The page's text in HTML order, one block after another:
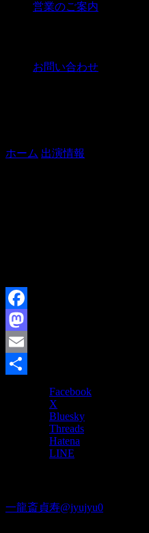
営業のご案内
お問い合わせ
ホーム 出演情報
Facebook
Mastodon
Email
Facebook
X
Bluesky
Threads
Hatena
LINE
一龍斎貞寿@jyujyu0